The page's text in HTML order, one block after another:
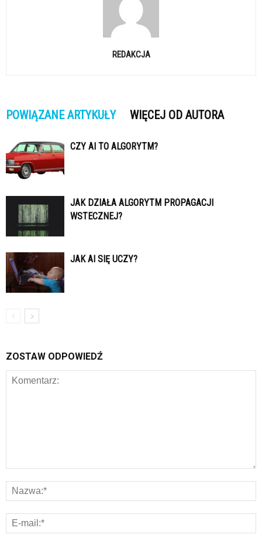
REDAKCJA
POWIĄZANE ARTYKUŁY WIĘCEJ OD AUTORA
CZY AI TO ALGORYTM?
JAK DZIAŁA ALGORYTM PROPAGACJI
WSTECZNEJ?
JAK AI SIĘ UCZY?
ZOSTAW ODPOWIEDŹ